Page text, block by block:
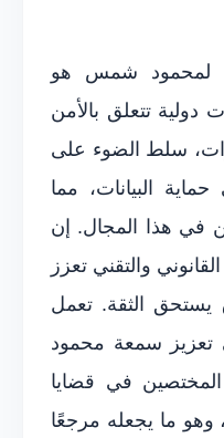
لمحمود شمس هو
تتعلق بالأمن
سلط الضوء على
البيانات، مما
في هذا المجال. إن
والتقني تعزز
الثقة. تعمل
تعزيز سمعة محمود
في قضايا
وهو ما يجعله مرجعًا